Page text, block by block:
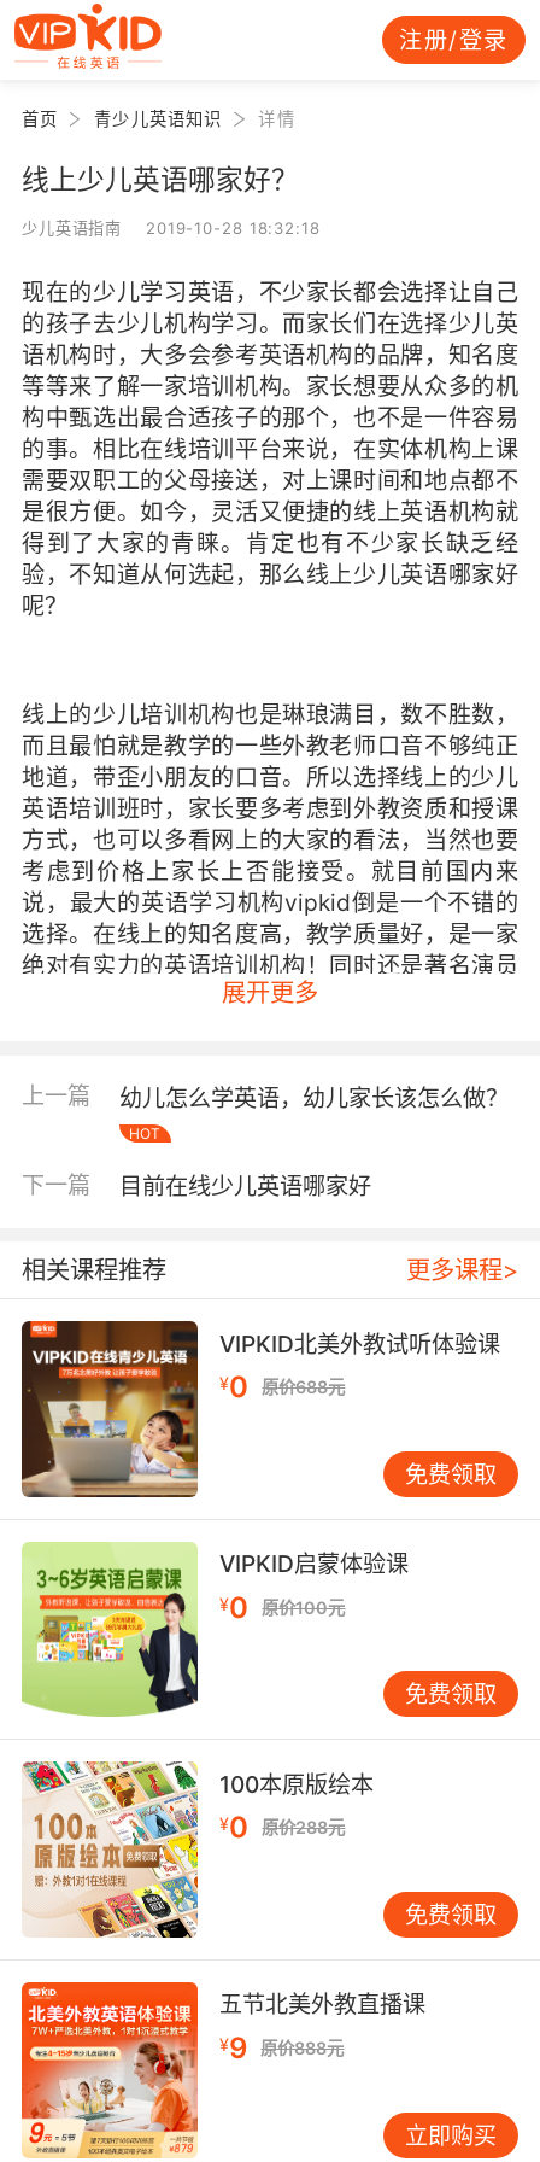
注册/登录
首页 青少儿英语知识 详情
线上少儿英语哪家好？
少儿英语指南 2019-10-28 18:32:18
现在的少儿学习英语，不少家长都会选择让自己
的孩子去少儿机构学习。而家长们在选择少儿英
语机构时，大多会参考英语机构的品牌，知名度
等等来了解一家培训机构。家长想要从众多的机
构中甄选出最合适孩子的那个，也不是一件容易
的事。相比在线培训平台来说，在实体机构上课
需要双职工的父母接送，对上课时间和地点都不
是很方便。如今，灵活又便捷的线上英语机构就
得到了大家的青睐。肯定也有不少家长缺乏经
验，不知道从何选起，那么线上少儿英语哪家好
呢？
线上的少儿培训机构也是琳琅满目，数不胜数，
而且最怕就是教学的一些外教老师口音不够纯正
地道，带歪小朋友的口音。所以选择线上的少儿
英语培训班时，家长要多考虑到外教资质和授课
方式，也可以多看网上的大家的看法，当然也要
考虑到价格上家长上否能接受。就目前国内来
说，最大的英语学习机构vipkid倒是一个不错的
选择。在线上的知名度高，教学质量好，是一家
绝对有实力的英语培训机构！同时还是著名演员
刘涛代言，宣传力度也大，在电视综艺节目上，
外教一对一上课视频授课，还会为小朋友量身打
造定制课程，让孩子有针对性的学习。让小朋友
国际教育。
建议家长有兴趣的不妨带孩子体验一下，登录官
网还可以领取免费的试听课。只有亲身体验过才
能知道孩子是不是喜欢这种教学模式。真心建议
家长们都可以去看看。
展开更多
上一篇 幼儿怎么学英语，幼儿家长该怎么做？
HOT
下一篇 目前在线少儿英语哪家好
相关课程推荐 更多课程>
VIPKID北美外教试听体验课
¥0 原价688元
免费领取
VIPKID启蒙体验课
¥0 原价100元
免费领取
100本原版绘本
¥0 原价288元
免费领取
五节北美外教直播课
¥9 原价888元
立即购买